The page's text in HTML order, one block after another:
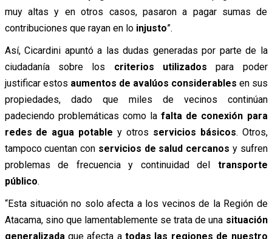
muy altas y en otros casos, pasaron a pagar sumas de
contribuciones que rayan en lo injusto”.
Así, Cicardini apuntó a las dudas generadas por parte de la
ciudadanía sobre los criterios utilizados para poder
justificar estos aumentos de avalúos considerables en sus
propiedades, dado que miles de vecinos continúan
padeciendo problemáticas como lafalta de conexión para
redes de agua potable y otros servicios básicos. Otros,
tampoco cuentan con servicios de salud cercanos y sufren
problemas de frecuencia y continuidad del transporte
público.
“Esta situación no solo afecta a los vecinos de la Región de
Atacama, sino que lamentablemente se trata de una situación
generalizada que afecta a todas las regiones de nuestro